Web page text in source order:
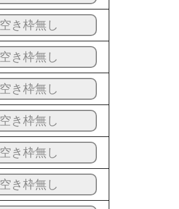
空き枠無し
空き枠無し
空き枠無し
空き枠無し
空き枠無し
空き枠無し